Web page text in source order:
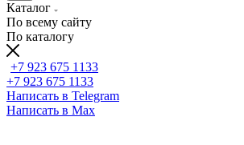
Каталог
По всему сайту
По каталогу
+7 923 675 1133
+7 923 675 1133
Написать в Telegram
Написать в Max